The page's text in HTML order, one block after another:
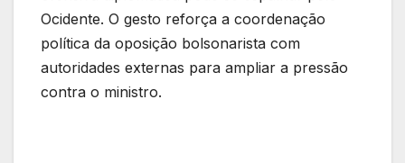
Ocidente. O gesto reforça a coordenação
política da oposição bolsonarista com
autoridades externas para ampliar a pressão
contra o ministro.